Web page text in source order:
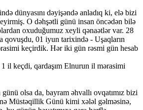
dünyasını dəyişəndə anladıq ki, elə bizi
O dəhşətli günü insan öncədən bilə
oxuduğumuz xeyli qənaətlər var. 28
qovuşdu, 01 iyun tarixində - Uşaqların
keçirdik. Hər iki gün rəsmi gün hesab
il keçdi, qardaşım Elnurun il mərasimi
olsa da, bayram əhvallı ovqatımız bizi
Müstəqillik Günü kimi xələl gəlməsinə,